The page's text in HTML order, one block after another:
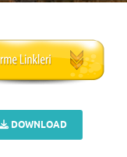
DOWNLOAD